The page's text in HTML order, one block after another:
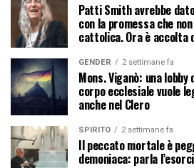
Patti Smith avrebbe
con la promessa che
cattolica. Ora è accolta
GENDER 2 settimane fa
Mons. Viganò: una
corpo ecclesiale vuole
anche nel Clero
SPIRITO 2 settimane fa
Il peccato mortale è
demoniaca: parla